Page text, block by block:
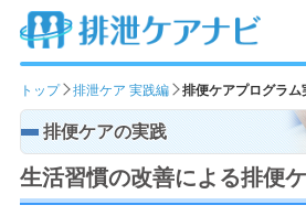
トップ 排泄ケア 実践編 排便ケアプログラム
排便ケアの実践
生活習慣の改善による排便